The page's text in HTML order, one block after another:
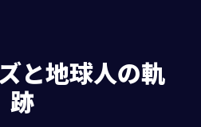
と地球人の軌
跡